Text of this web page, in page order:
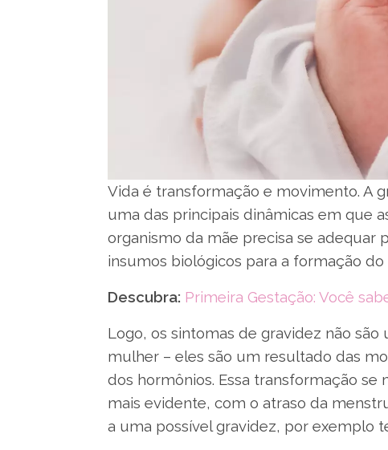
Vida é transformação e movimento. A
uma das principais dinâmicas em que
organismo da mãe precisa se adequar
insumos biológicos para a formação do
Descubra: Primeira Gestação: Você
Logo, os sintomas de gravidez não
mulher – eles são um resultado das
dos hormônios. Essa transformação
mais evidente, com o atraso da
a uma possível gravidez, por exemplo